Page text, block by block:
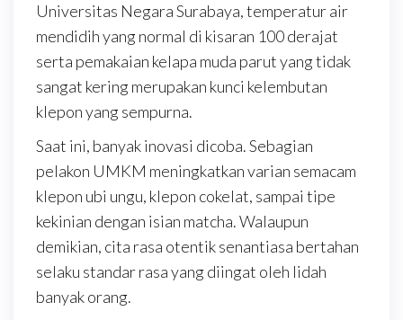
Universitas Negara Surabaya, temperatur air
mendidih yang normal di kisaran 100 derajat
serta pemakaian kelapa muda parut yang tidak
sangat kering merupakan kunci kelembutan
klepon yang sempurna.
Saat ini, banyak inovasi dicoba. Sebagian
pelakon UMKM meningkatkan varian semacam
klepon ubi ungu, klepon cokelat, sampai tipe
kekinian dengan isian matcha. Walaupun
demikian, cita rasa otentik senantiasa bertahan
selaku standar rasa yang diingat oleh lidah
banyak orang.